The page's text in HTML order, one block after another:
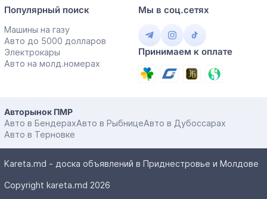
Популярный поиск
Машины на газу
Авто до 5000 долларов
Электрокары
Авто на молд.номерах
Мы в соц.сетях
Принимаем к оплате
Авторынок ПМР
Авто в БендерахАвто в РыбницеАвто в Дубоссарах
Авто в Терновке
Kareta.md - доска объявлений в Приднестровье и Молдове
Copyright kareta.md 2026